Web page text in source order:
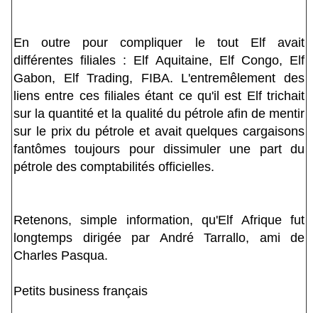
En outre pour compliquer le tout Elf avait
différentes filiales : Elf Aquitaine, Elf Congo, Elf
Gabon, Elf Trading, FIBA. L'entremêlement des
liens entre ces filiales étant ce qu'il est Elf trichait
sur la quantité et la qualité du pétrole afin de mentir
sur le prix du pétrole et avait quelques cargaisons
fantômes toujours pour dissimuler une part du
pétrole des comptabilités officielles.
Retenons, simple information, qu'Elf Afrique fut
longtemps dirigée par André Tarrallo, ami de
Charles Pasqua.
Petits business français